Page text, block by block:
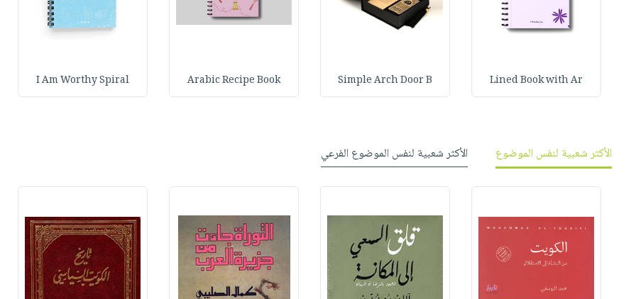
فيديوهات
خدمات
انشر
كتابك
الإصدارات
Lined Book with Ar
Simple Arch Door B
Arabic Recipe Book
I Am Worthy Spiral
الأكثر شعبية لنفس الموضوع الأكثر شعبية لنفس الموضوع الفرعي